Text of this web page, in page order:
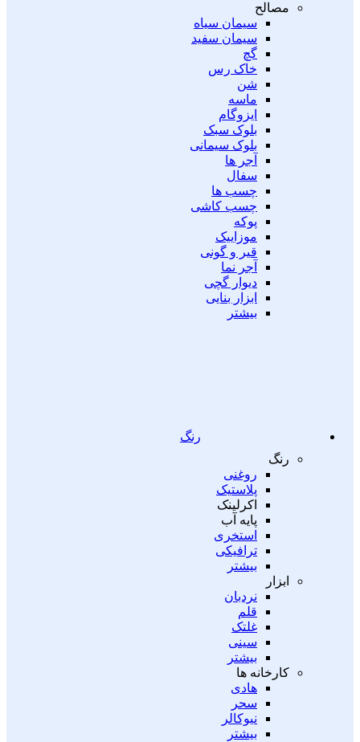
مصالح
سیمان سیاه
سیمان سفید
گچ
خاک رس
شن
ماسه
ایزوگام
بلوک سبک
بلوک سیمانی
آجر ها
سفال
چسب ها
چسب کاشی
پوکه
موزاییک
قیر و گونی
آجر نما
دیوار گچی
ابزار بنایی
بیشتر
رنگ
رنگ
روغنی
پلاستیک
اکرلینک
پایه آب
استخری
ترافیکی
بیشتر
ابزار
نردبان
قلم
غلتک
سینی
بیشتر
کارخانه ها
هادی
سحر
نیوکالر
بیشتر